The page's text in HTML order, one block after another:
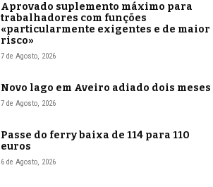
Aprovado suplemento máximo para
trabalhadores com funções
«particularmente exigentes e de maior
risco»
7 de Agosto, 2026
Novo lago em Aveiro adiado dois meses
7 de Agosto, 2026
Passe do ferry baixa de 114 para 110
euros
6 de Agosto, 2026